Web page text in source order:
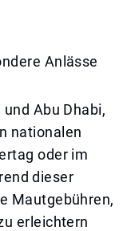
Anlässe
Abu Dhabi,
nationalen
oder im
dieser
Mautgebühren,
erleichtern